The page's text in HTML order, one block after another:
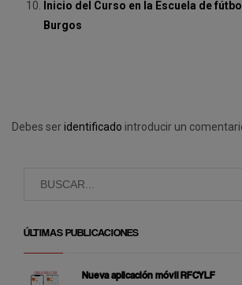
Inicio del Curso en la Escuela de
Burgos
Debes seridentificado introducir un
ÚLTIMAS PUBLICACIONES
Nueva aplicación móvil RFCYLF